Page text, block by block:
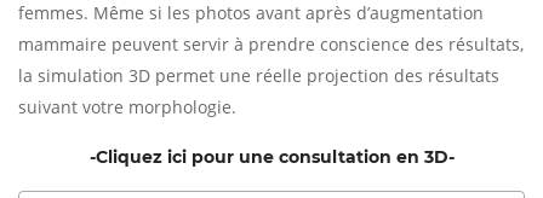
femmes. Même si les photos avant après d’augmentation
mammaire peuvent servir à prendre conscience des résultats,
la simulation 3D permet une réelle projection des résultats
suivant votre morphologie.
-Cliquez ici pour une consultation en 3D-